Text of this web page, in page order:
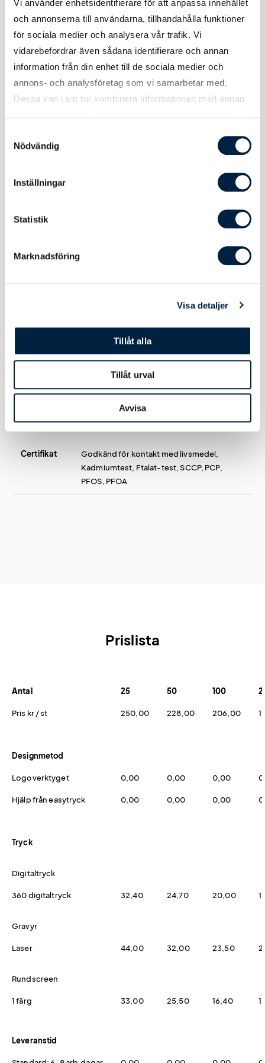
Vi använder enhetsidentifierare för att anpassa innehållet
och annonserna till användarna, tillhandahålla funktioner
för sociala medier och analysera vår trafik. Vi
vidarebefordrar även sådana identifierare och annan
information från din enhet till de sociala medier och
annons- och analysföretag som vi samarbetar med.
Dessa kan i sin tur kombinera informationen med annan
Nödvändig
Inställningar
Statistik
Marknadsföring
Visa detaljer
Tillåt alla
Tillåt urval
Avvisa
Material
Rostfritt stål, vakuumisolerad
dubbelväggskonstruktion,
kopparpläterad innervägg. Skruvkork i
Volym 540 ml
Vikt
Tryck
Lasergravyr: 25x120 mm.
Certifikat
Godkänd för kontakt med livsmedel,
Kadmiumtest, Ftalat-test, SCCP, PCP,
PFOS, PFOA
Prislista
Antal 25 50 100
Pris kr / st 250,00 228,00 206,00
Designmetod
Logoverktyget 0,00 0,00 0,00
Hjälp från easytryck 0,00 0,00 0,00
Tryck
Digitaltryck
360 digitaltryck 32,40 24,70 20,00
Gravyr
Laser 44,00 32,00 23,50
Rundscreen
1 färg 33,00 25,50 16,40
Leveranstid